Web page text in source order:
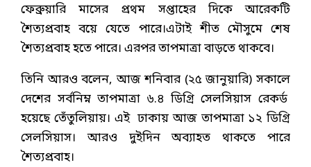
ফেব্রুয়ারি মাসের প্রথম সপ্তাহের দিকে আরেকটি
শৈত্যপ্রবাহ বয়ে যেতে পারে।এটাই শীত মৌসুমে শেষ
শৈত্যপ্রবাহ হতে পারে। এরপর তাপমাত্রা বাড়তে থাকবে।
তিনি আরও বলেন, আজ শনিবার (২৫ জানুয়ারি) সকালে
দেশের সর্বনিম্ন তাপমাত্রা ৬.৪ ডিগ্রি সেলসিয়াস রেকর্ড
হয়েছে তেঁতুলিয়ায়। এই ঢাকায় আজ তাপমাত্রা ১২ ডিগ্রি
সেলসিয়াস। আরও দুইদিন অব্যাহত থাকতে পারে
শৈত্যপ্রবাহ।